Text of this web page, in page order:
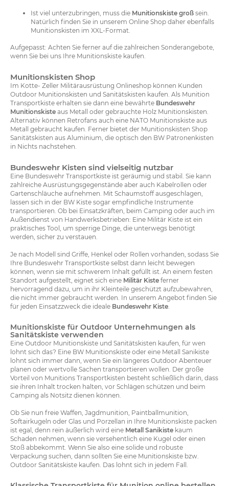
Ist viel unterzubringen, muss die Munitionskiste groß sein.
Natürlich finden Sie in unserem Online Shop daher ebenfalls
Munitionskisten im XXL-Format.
Aufgepasst: Achten Sie ferner auf die zahlreichen Sonderangebote,
wenn Sie bei uns Ihre Munitionskiste kaufen.
Munitionskisten Shop
Im Kotte- Zeller Militärausrüstung Onlineshop können Kunden
Outdoor Munitionskisten und Sanitätskisten kaufen. Als Munition
Transportkiste erhalten sie dann eine bewährte Bundeswehr
Munitionskiste aus Metall oder gebrauchte Holz Munitionskisten.
Alternativ können Retrofans auch eine NATO Munitionskiste aus
Metall gebraucht kaufen. Ferner bietet der Munitionskisten Shop
Sanitätskisten aus Aluminium, die optisch den BW Patronenkisten
in Nichts nachstehen.
Bundeswehr Kisten sind vielseitig nutzbar
Eine Bundeswehr Transportkiste ist geräumig und stabil. Sie kann
zahlreiche Ausrüstungsgegenstände aber auch Kabelrollen oder
Gartenschläuche aufnehmen. Mit Schaumstoff ausgeschlagen,
lassen sich in der BW Kiste sogar empfindliche Instrumente
transportieren. Ob bei Einsatzkräften, beim Camping oder auch im
Außendienst von Handwerksbetrieben: Eine Militär Kiste ist ein
praktisches Tool, um sperrige Dinge, die unterwegs benötigt
werden, sicher zu verstauen.
Je nach Modell sind Griffe, Henkel oder Rollen vorhanden, sodass Sie
Ihre Bundeswehr Transportkiste selbst dann leicht bewegen
können, wenn sie mit schwerem Inhalt gefüllt ist. An einem festen
Standort aufgestellt, eignet sich eine Militär Kiste ferner
hervorragend dazu, um in ihr Kleinteile geschützt aufzubewahren,
die nicht immer gebraucht werden. In unserem Angebot finden Sie
für jeden Einsatzzweck die ideale Bundeswehr Kiste
Munitionskiste für Outdoor Unternehmungen als
Sanitätskiste verwenden
Eine Outdoor Munitionskiste und Sanitätskisten kaufen, für wen
lohnt sich das? Eine BW Munitionskiste oder eine Metall Sanikiste
lohnt sich immer dann, wenn Sie ein längeres Outdoor Abenteuer
planen oder wertvolle Sachen transportieren wollen. Der große
Vorteil von Munitions Transportkisten besteht schließlich darin, dass
sie ihren Inhalt trocken halten, vor Schlägen schützen und beim
Camping als Notsitz dienen können.
Ob Sie nun freie Waffen, Jagdmunition, Paintballmunition,
Softairkugeln oder Glas und Porzellan in Ihre Munitionskiste packen
ist egal, denn rein äußerlich wird eine Metall Sanikiste kaum
Schaden nehmen, wenn sie versehentlich eine Kugel oder einen
Stoß abbekommt. Wenn Sie also eine solide und robuste
Verpackung suchen, dann sollten Sie eine Munitionskiste bzw.
Outdoor Sanitätskiste kaufen. Das lohnt sich in jedem Fall.